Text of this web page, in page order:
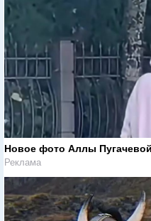
Новое фото Аллы
Реклама